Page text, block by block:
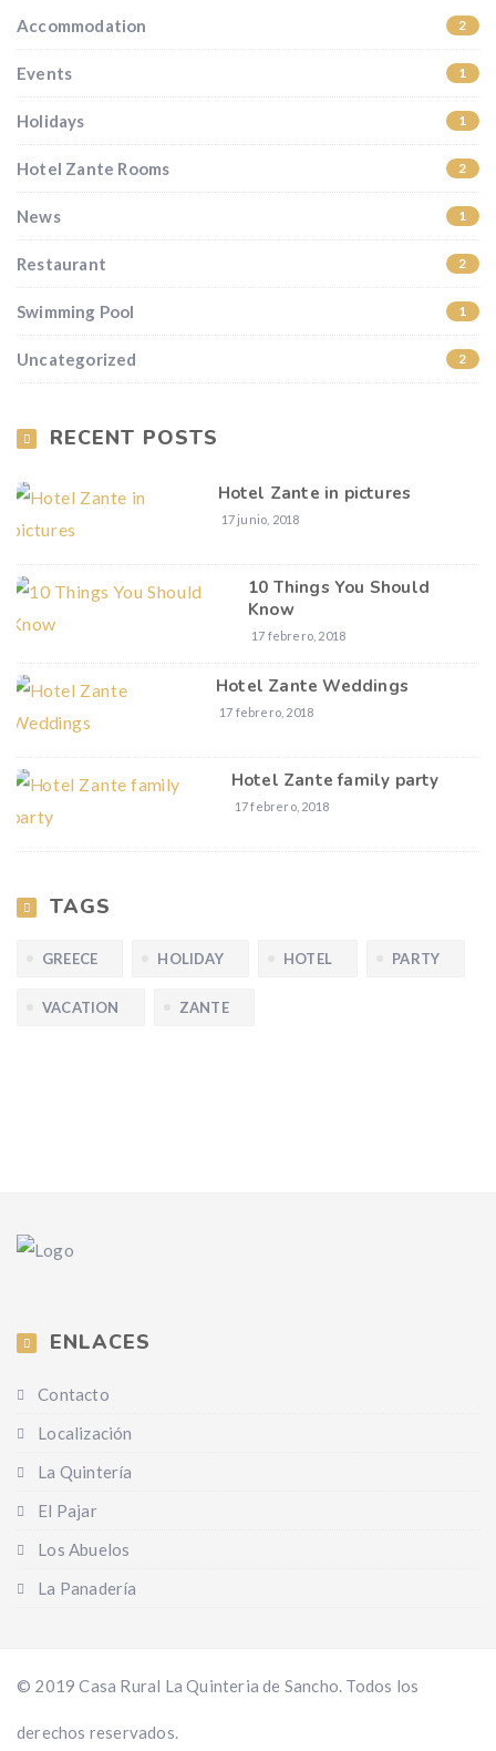
Accommodation 2
Events 1
Holidays 1
Hotel Zante Rooms 2
News 1
Restaurant 2
Swimming Pool 1
Uncategorized 2
RECENT POSTS
Hotel Zante in pictures
17 junio, 2018
10 Things You Should
Know
17 febrero, 2018
Hotel Zante Weddings
17 febrero, 2018
Hotel Zante family party
17 febrero, 2018
TAGS
GREECE HOLIDAY HOTEL PARTY
VACATION ZANTE
ENLACES
Contacto
Localización
La Quintería
El Pajar
Los Abuelos
La Panadería
© 2019 Casa Rural La Quinteria de Sancho. Todos los
derechos reservados.